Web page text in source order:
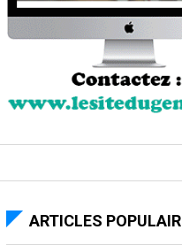
ARTICLES